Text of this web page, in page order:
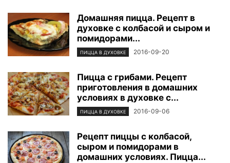
Домашняя пицца. Рецепт в
духовке с колбасой и сыром и
помидорами...
ПИЦЦА В ДУХОВКЕ 2016-09-20
Пицца с грибами. Рецепт
приготовления в домашних
условиях в духовке с...
ПИЦЦА В ДУХОВКЕ 2016-09-06
Рецепт пиццы с колбасой,
сыром и помидорами в
домашних условиях. Пицца...